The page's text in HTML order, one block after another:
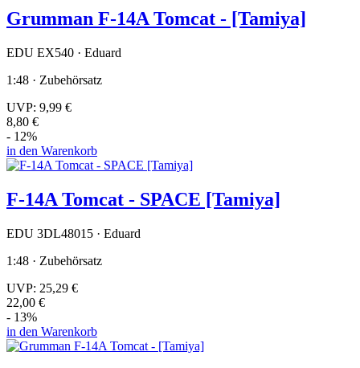
Grumman F-14A Tomcat - [Tamiya]
EDU EX540 · Eduard
1:48 · Zubehörsatz
UVP: 9,99 €
8,80 €
- 12%
in den Warenkorb
F-14A Tomcat - SPACE [Tamiya]
EDU 3DL48015 · Eduard
1:48 · Zubehörsatz
UVP: 25,29 €
22,00 €
- 13%
in den Warenkorb